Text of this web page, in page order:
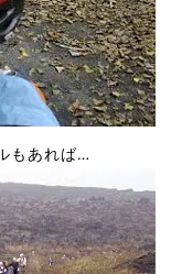
もあれば…